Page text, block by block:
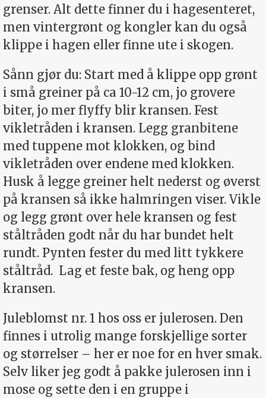
grenser. Alt dette finner du i hagesenteret,
men vintergrønt og kongler kan du også
klippe i hagen eller finne ute i skogen.
Sånn gjør du: Start med å klippe opp grønt
i små greiner på ca 10-12 cm, jo grovere
biter, jo mer flyffy blir kransen. Fest
vikletråden i kransen. Legg granbitene
med tuppene mot klokken, og bind
vikletråden over endene med klokken.
Husk å legge greiner helt nederst og øverst
på kransen så ikke halmringen viser. Vikle
og legg grønt over hele kransen og fest
ståltråden godt når du har bundet helt
rundt. Pynten fester du med litt tykkere
ståltråd. Lag et feste bak, og heng opp
kransen.
Juleblomst nr. 1 hos oss er julerosen. Den
finnes i utrolig mange forskjellige sorter
og størrelser – her er noe for en hver smak.
Selv liker jeg godt å pakke julerosen inn i
mose og sette den i en gruppe i